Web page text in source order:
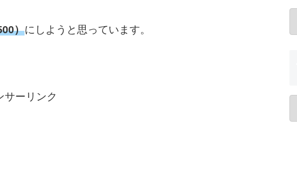
）にしようと思っています。
サーリンク